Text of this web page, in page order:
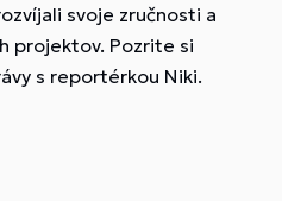
svoje zručnosti a
projektov. Pozrite si
s reportérkou Niki.